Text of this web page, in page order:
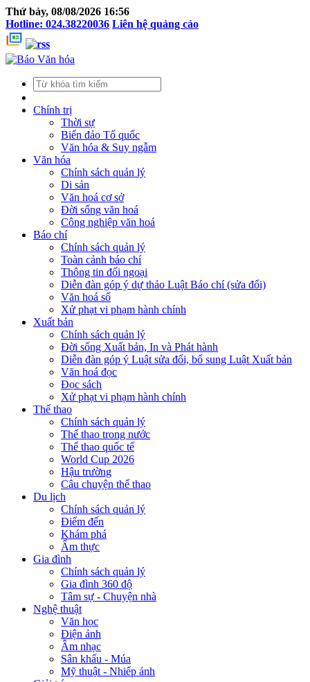
Thứ bảy, 08/08/2026 16:56
Hotline: 024.38220036 Liên hệ quảng cáo
Chính trị
Thời sự
Biển đảo Tổ quốc
Văn hóa & Suy ngẫm
Văn hóa
Chính sách quản lý
Di sản
Văn hoá cơ sở
Đời sống văn hoá
Công nghiệp văn hoá
Báo chí
Chính sách quản lý
Toàn cảnh báo chí
Thông tin đối ngoại
Diễn đàn góp ý dự thảo Luật Báo chí (sửa đổi)
Văn hoá số
Xử phạt vi phạm hành chính
Xuất bản
Chính sách quản lý
Đời sống Xuất bản, In và Phát hành
Diễn đàn góp ý Luật sửa đổi, bổ sung Luật Xuất bản
Văn hoá đọc
Đọc sách
Xử phạt vi phạm hành chính
Thể thao
Chính sách quản lý
Thể thao trong nước
Thể thao quốc tế
World Cup 2026
Hậu trường
Câu chuyện thể thao
Du lịch
Chính sách quản lý
Điểm đến
Khám phá
Ẩm thực
Gia đình
Chính sách quản lý
Gia đình 360 độ
Tâm sự - Chuyện nhà
Nghệ thuật
Văn học
Điện ảnh
Âm nhạc
Sân khấu - Múa
Mỹ thuật - Nhiếp ảnh